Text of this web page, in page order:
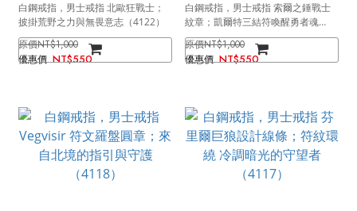
白鋼戒指，男士戒指 北歐狂戰士；
披掛荒野之力與無畏意志（4122）
NT$1,000
NT$550
白鋼戒指，男士戒指 索爾之錘戰士
紋章；凱爾特三結符喚醒勇者魂
（4120）
NT$1,000
NT$550